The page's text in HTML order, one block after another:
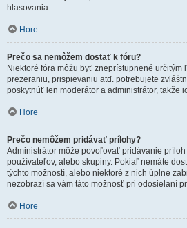
hlasovania.
Hore
Prečo sa nemôžem dostať k fóru?
Niektoré fóra môžu byť zneprístupnené určitým
prezeraniu, prispievaniu atď. potrebujete
poskytnúť len moderátor a administrátor, takže
Hore
Prečo nemôžem pridávať prílohy?
Administrátor môže povoľovať pridávanie
používateľov, alebo skupiny. Pokiaľ nemáte
týchto možností, alebo niektoré z nich úplne
nezobrazí sa vám táto možnosť pri odosielaní
Hore